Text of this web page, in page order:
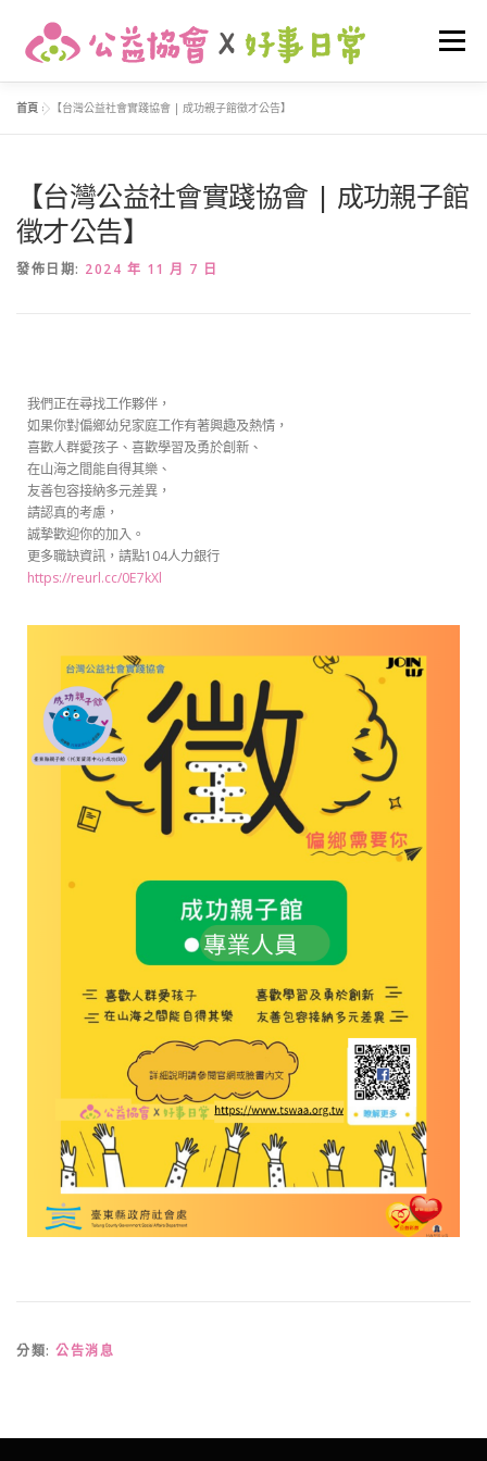
選單
家庭支持 活動花絮 我要捐款 登入
首頁 » 【台灣公益社會實踐協會 | 成功親子館徵才公告】
【台灣公益社會實踐協會 | 成功親子館
徵才公告】
發佈日期: 2024 年 11 月 7 日
我們正在尋找工作夥伴，
如果你對偏鄉幼兒家庭工作有著興趣及熱情，
喜歡人群愛孩子、喜歡學習及勇於創新、
在山海之間能自得其樂、
友善包容接納多元差異，
請認真的考慮，
誠摯歡迎你的加入。
更多職缺資訊，請點104人力銀行
https://reurl.cc/0E7kXl
分類: 公告消息